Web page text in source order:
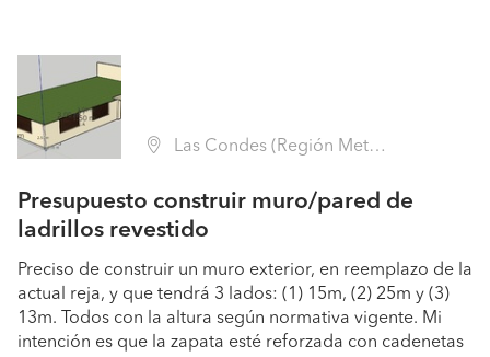
Las Condes (Región Metropolitana - Santiago)
Presupuesto construir muro/pared de
ladrillos revestido
Preciso de construir un muro exterior, en reemplazo de la
actual reja, y que tendrá 3 lados: (1) 15m, (2) 25m y (3)
13m. Todos con la altura según normativa vigente. Mi
intención es que la zapata esté reforzada con cadenetas